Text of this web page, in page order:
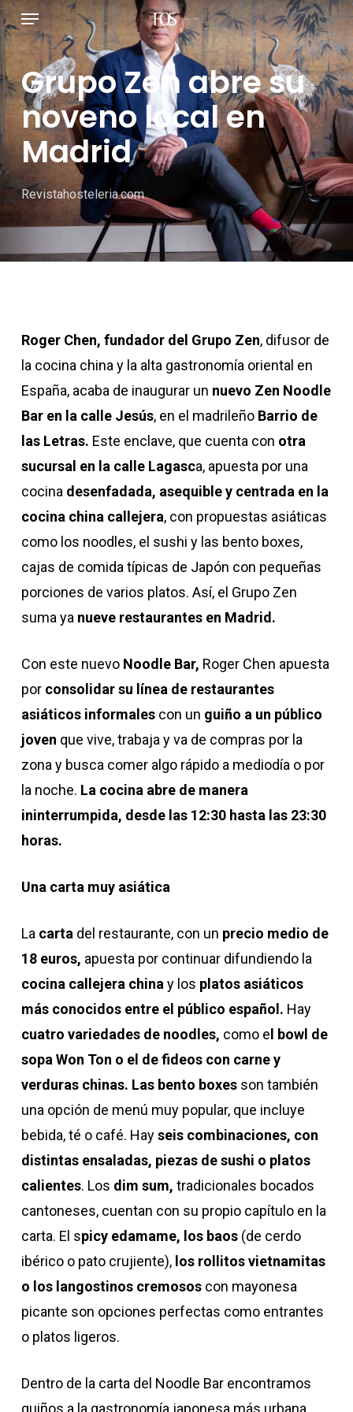
Ir
al
contenido
principal
Menú
Grupo Zen abre su
noveno local en
Madrid
Revistahosteleria.com
Roger Chen, fundador del Grupo Zen, difusor de
la cocina china y la alta gastronomía oriental en
España, acaba de inaugurar un nuevo Zen Noodle
Bar en la calle Jesús, en el madrileño Barrio de
las Letras. Este enclave, que cuenta con otra
sucursal en la calle Lagasca, apuesta por una
cocina desenfadada, asequible y centrada en la
cocina china callejera, con propuestas asiáticas
como los noodles, el sushi y las bento boxes,
cajas de comida típicas de Japón con pequeñas
porciones de varios platos. Así, el Grupo Zen
suma ya nueve restaurantes en Madrid.
Con este nuevo Noodle Bar, Roger Chen apuesta
porconsolidar su línea de restaurantes
asiáticos informalescon un guiño a un público
joven que vive, trabaja y va de compras por la
zona y busca comer algo rápido a mediodía o por
la noche. La cocina abre de manera
ininterrumpida, desde las 12:30 hasta las 23:30
horas.
Una carta muy asiática
La carta del restaurante, con un precio medio de
18 euros, apuesta por continuar difundiendo la
cocina callejera china y los platos asiáticos
más conocidos entre el público español. Hay
cuatro variedades de noodles, como e l bowl de
sopa Won Ton o el de fideos con carne y
verduras chinas. Las bento boxesson también
una opción de menú muy popular, que incluye
bebida, té o café. Hayseis combinaciones, con
distintas ensaladas, piezas de sushi o platos
calientes. Los dim sum, tradicionales bocados
cantoneses, cuentan con su propio capítulo en la
carta. El spicy edamame, los baos(de cerdo
ibérico o pato crujiente), los rollitos vietnamitas
o los langostinos cremososcon mayonesa
picante son opciones perfectas como entrantes
o platos ligeros.
Dentro de la carta del Noodle Bar encontramos
guiños a la gastronomía japonesa más urbana.